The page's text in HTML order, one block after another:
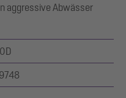
aggressive Abwässer